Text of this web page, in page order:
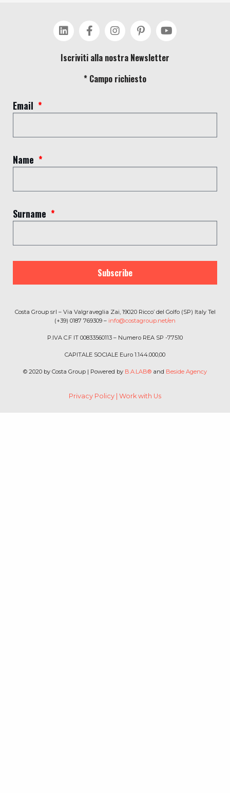
Iscriviti alla nostra Newsletter
* Campo richiesto
Email
Name
Surname
Subscribe
Costa Group srl – Via Valgraveglia Zai, 19020 Ricco’ del Golfo (SP) Italy Tel
(+39) 0187 769309 – info@costagroup.net/en
P.IVA C.F IT 00833560113 – Numero REA SP -77510
CAPITALE SOCIALE Euro 1.144.000,00
© 2020 by Costa Group | Powered by B.A.LAB® and Beside Agency
Privacy Policy Work with Us